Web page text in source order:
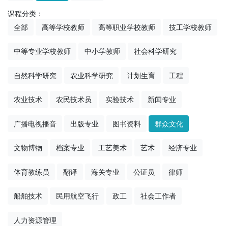
课程分类：
全部
高等学校教师 高等职业学校教师 技工学校教师
中等专业学校教师 中小学教师 社会科学研究
自然科学研究 农业科学研究 计划生育 工程
农业技术 农民技术员 实验技术 新闻专业
广播电视播音 出版专业 图书资料 群众文化
文物博物 档案专业 工艺美术 艺术 经济专业
体育教练员 翻译 海关专业 公证员 律师
船舶技术 民用航空飞行 政工 社会工作者
人力资源管理